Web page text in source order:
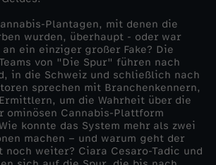
Plantagen, mit denen die
wurden, überhaupt - oder war
ein einziger großer Fake? Die
von "Die Spur" führen nach
in die Schweiz und schließlich nach
sprechen mit Branchenkennern,
um die Wahrheit über die
ominösen Cannabis-Plattform
konnte das System mehr als zwei
machen – und warum geht der
noch weiter? Ciara Cesaro-Tadic und